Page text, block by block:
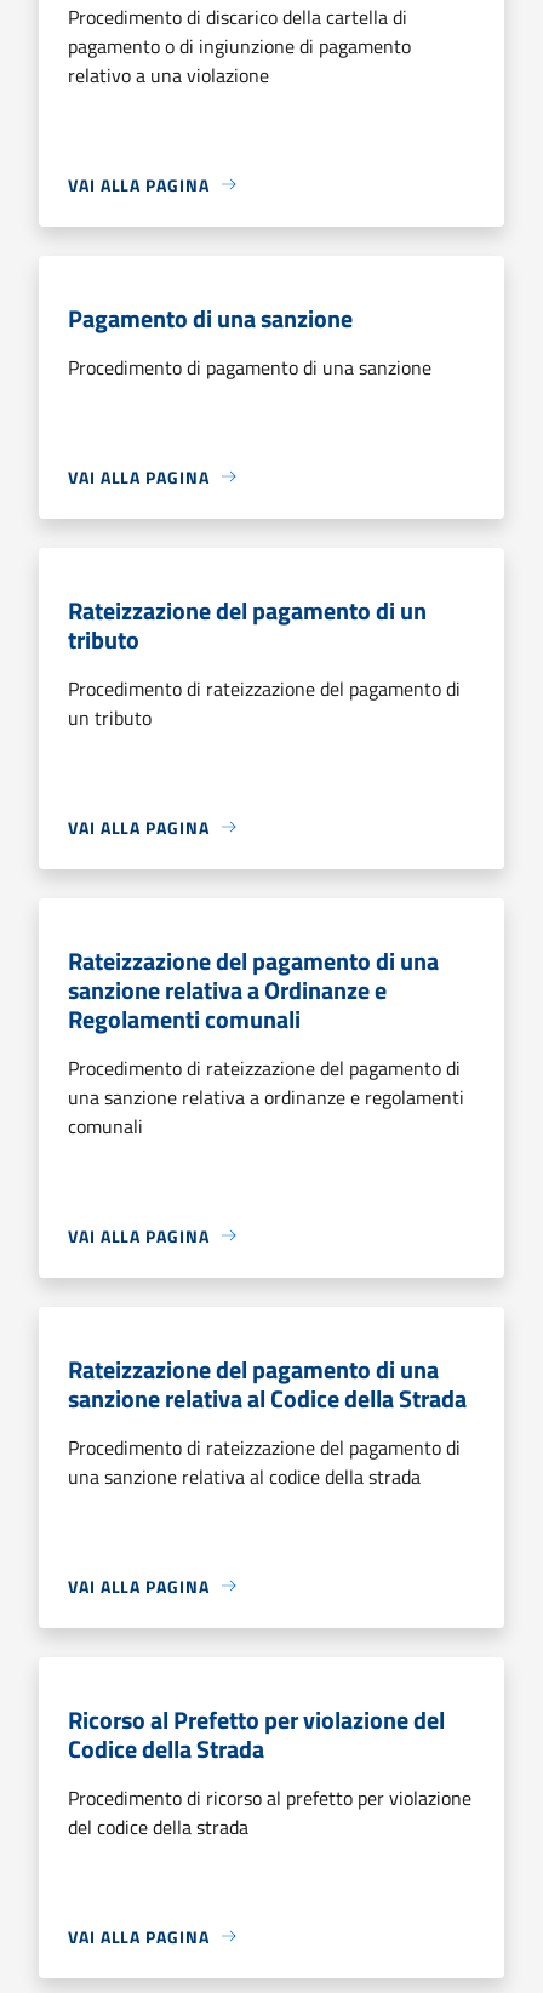
Procedimento di discarico della cartella di
pagamento o di ingiunzione di pagamento
relativo a una violazione
VAI ALLA PAGINA
Pagamento di una sanzione
Procedimento di pagamento di una sanzione
VAI ALLA PAGINA
Rateizzazione del pagamento di un
tributo
Procedimento di rateizzazione del pagamento di
un tributo
VAI ALLA PAGINA
Rateizzazione del pagamento di una
sanzione relativa a Ordinanze e
Regolamenti comunali
Procedimento di rateizzazione del pagamento di
una sanzione relativa a ordinanze e regolamenti
comunali
VAI ALLA PAGINA
Rateizzazione del pagamento di una
sanzione relativa al Codice della Strada
Procedimento di rateizzazione del pagamento di
una sanzione relativa al codice della strada
VAI ALLA PAGINA
Ricorso al Prefetto per violazione del
Codice della Strada
Procedimento di ricorso al prefetto per violazione
del codice della strada
VAI ALLA PAGINA